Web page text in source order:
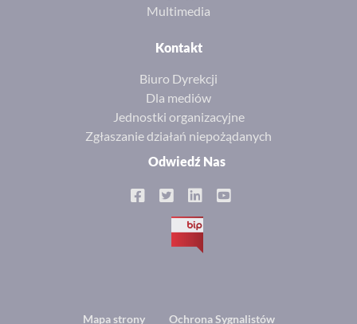
Multimedia
Kontakt
Biuro Dyrekcji
Dla mediów
Jednostki organizacyjne
Zgłaszanie działań niepożądanych
Odwiedź Nas
BIP
Mapa strony Ochrona Sygnalistów